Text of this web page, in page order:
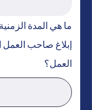
ما هي المدة
إبلاغ صاحب العمل
العمل؟